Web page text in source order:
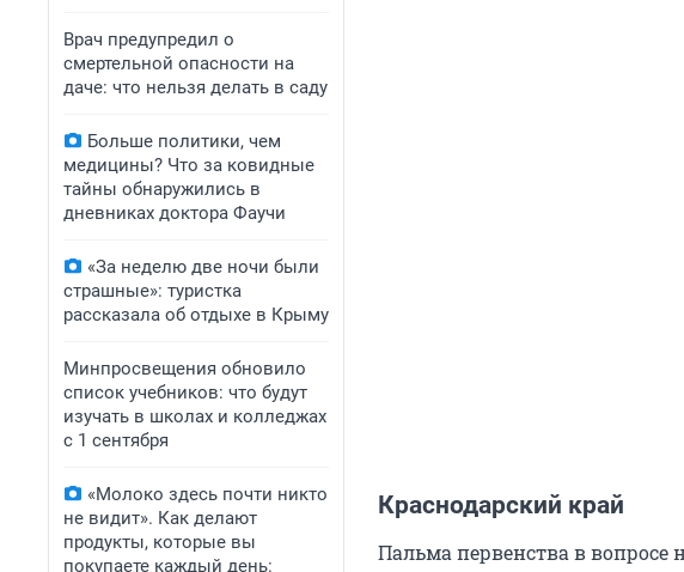
Врач предупредил о
смертельной опасности на
даче: что нельзя делать в саду
Больше политики, чем
медицины? Что за ковидные
тайны обнаружились в
дневниках доктора Фаучи
«За неделю две ночи были
страшные»: туристка
рассказала об отдыхе в Крыму
Минпросвещения обновило
список учебников: что будут
изучать в школах и колледжах
с 1 сентября
«Молоко здесь почти никто
не видит». Как делают
продукты, которые вы
покупаете каждый день:
Краснодарский край
Пальма первенства в вопросе